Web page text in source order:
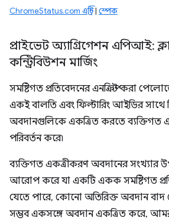
ChromeStatus.com এন্ট্রি| স্পেক
প্রাইভেট অ্যাগ্রিগেশন এপিআই:
কন্ট্রিবিউশন মার্জিং
সমষ্টিগত প্রতিবেদনের এনক্রিপ্ট করা
একই বালতি এবং ফিল্টারিং আইডির সাথে
অবদানগুলিকে একত্রিত করতে ব্যক্তিগত
পরিবর্তন করে৷
ব্যক্তিগত একত্রীকরণ অবদানের সংখ্যার
আরোপ করে যা একটি একক সমষ্টিগত
যেতে পারে, কোনো অতিরিক্ত অবদান বাদ
সম্ভব একসঙ্গে অবদান একত্রিত করে,